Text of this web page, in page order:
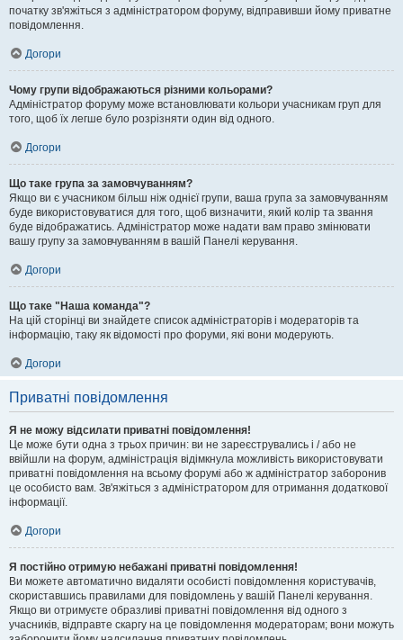
початку зв'яжіться з адміністратором форуму, відправивши йому приватне
повідомлення.
Догори
Чому групи відображаються різними кольорами?
Адміністратор форуму може встановлювати кольори учасникам груп для
того, щоб їх легше було розрізняти один від одного.
Догори
Що таке група за замовчуванням?
Якщо ви є учасником більш ніж однієї групи, ваша група за замовчуванням
буде використовуватися для того, щоб визначити, який колір та звання
буде відображатись. Адміністратор може надати вам право змінювати
вашу групу за замовчуванням в вашій Панелі керування.
Догори
Що таке "Наша команда"?
На цій сторінці ви знайдете список адміністраторів і модераторів та
інформацію, таку як відомості про форуми, які вони модерують.
Догори
Приватні повідомлення
Я не можу відсилати приватні повідомлення!
Це може бути одна з трьох причин: ви не зареєструвались і / або не
ввійшли на форум, адміністрація відімкнула можливість використовувати
приватні повідомлення на всьому форумі або ж адміністратор заборонив
це особисто вам. Зв'яжіться з адміністратором для отримання додаткової
інформації.
Догори
Я постійно отримую небажані приватні повідомлення!
Ви можете автоматично видаляти особисті повідомлення користувачів,
скориставшись правилами для повідомлень у вашій Панелі керування.
Якщо ви отримуєте образливі приватні повідомлення від одного з
учасників, відправте скаргу на це повідомлення модераторам; вони можуть